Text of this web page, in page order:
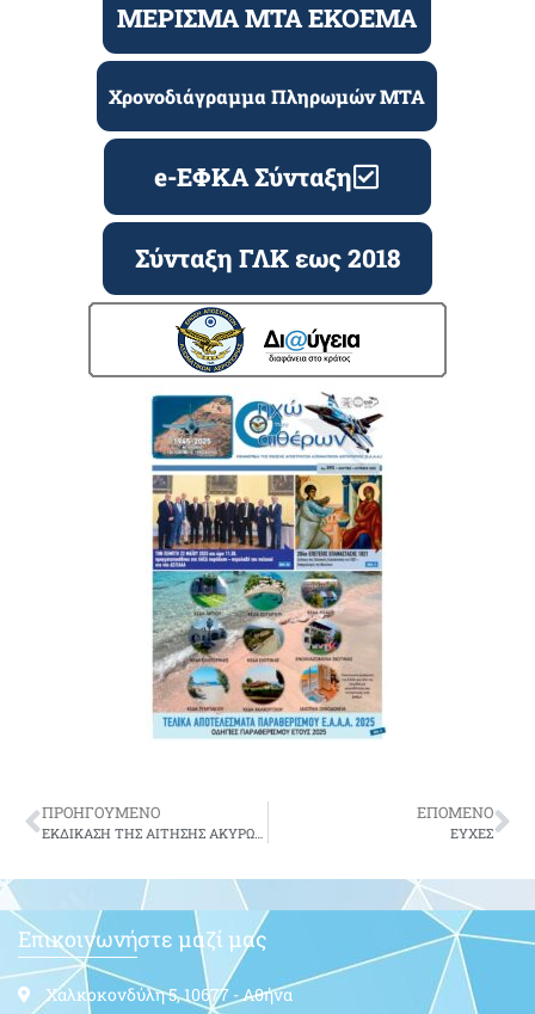
ΜΕΡΙΣΜΑ ΜΤΑ ΕΚΟΕΜΑ
Χρονοδιάγραμμα Πληρωμών ΜΤΑ
e-ΕΦΚΑ Σύνταξη
Σύνταξη ΓΛΚ εως 2018
ΠΡΟΗΓΟΥΜΕΝΟ
ΕΚΔΙΚΑΣΗ ΤΗΣ ΑΙΤΗΣΗΣ ΑΚΥΡΩΣΗΣ ΣΤΟ ΣτΕ‏
ΕΠΟΜΕΝΟ
ΕΥΧΕΣ
Επικοινωνήστε μαζί μας
Χαλκοκονδύλη 5, 10677 - Αθήνα